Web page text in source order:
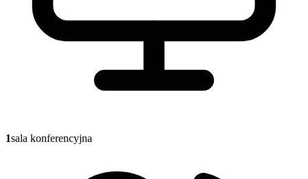
1sala konferencyjna